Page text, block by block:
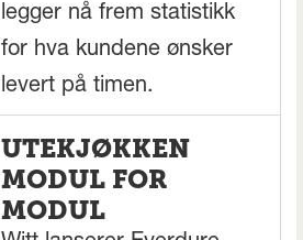
legger nå frem statistikk
for hva kundene ønsker
levert på timen.
UTEKJØKKEN
MODUL FOR
MODUL